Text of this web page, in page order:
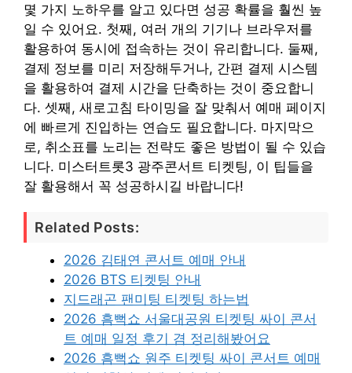
몇 가지 노하우를 알고 있다면 성공 확률을 훨씬 높
일 수 있어요. 첫째, 여러 개의 기기나 브라우저를
활용하여 동시에 접속하는 것이 유리합니다. 둘째,
결제 정보를 미리 저장해두거나, 간편 결제 시스템
을 활용하여 결제 시간을 단축하는 것이 중요합니
다. 셋째, 새로고침 타이밍을 잘 맞춰서 예매 페이지
에 빠르게 진입하는 연습도 필요합니다. 마지막으
로, 취소표를 노리는 전략도 좋은 방법이 될 수 있습
니다. 미스터트롯3 광주콘서트 티켓팅, 이 팁들을
잘 활용해서 꼭 성공하시길 바랍니다!
Related Posts:
2026 김태연 콘서트 예매 안내
2026 BTS 티켓팅 안내
지드래곤 팬미팅 티켓팅 하는법
2026 흠뻑쇼 서울대공원 티켓팅 싸이 콘서
트 예매 일정 후기 겸 정리해봤어요
2026 흠뻑쇼 원주 티켓팅 싸이 콘서트 예매